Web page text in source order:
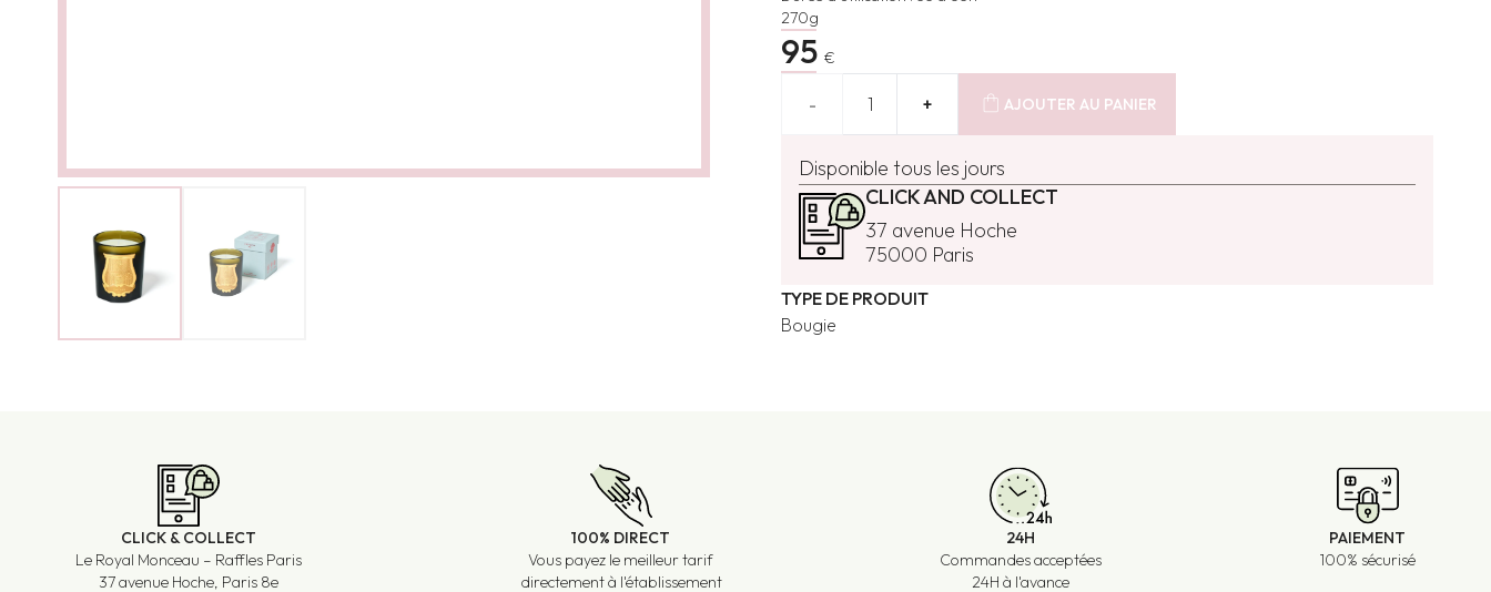
270g
95 €
- 1 + shopping_bag AJOUTER AU PANIER
Disponible tous les jours
CLICK AND COLLECT
37 avenue Hoche
75000 Paris
TYPE DE PRODUIT
Bougie
CLICK & COLLECT
Le Royal Monceau – Raffles Paris
37 avenue Hoche, Paris 8e
100% DIRECT
Vous payez le meilleur tarif
directement à l'établissement
24H
Commandes acceptées
24H à l'avance
PAIEMENT
100% sécurisé